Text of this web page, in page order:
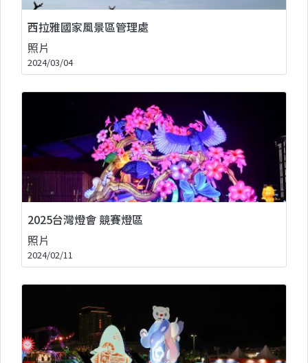
西拉雅國家風景區管理處
照片
2024/03/04
2025台灣燈會 競賽燈區
照片
2024/02/11